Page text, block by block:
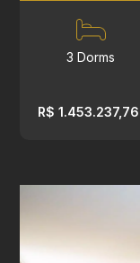
3 Dorms
R$ 1.453.237,76